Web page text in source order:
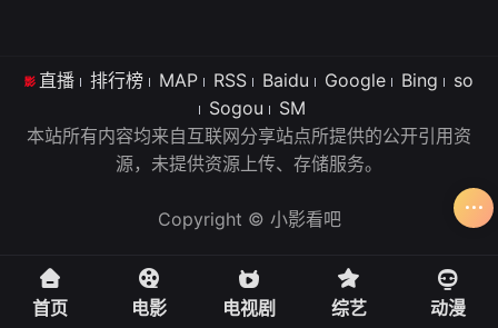
直播 排行榜 MAP RSS Baidu Google Bing
so
Sogou
SM
本站所有内容均来自互联网分享站点所提供的公开引用资
源，未提供资源上传、存储服务。
Copyright © 小影看吧
首页 电影 电视剧 综艺 动漫